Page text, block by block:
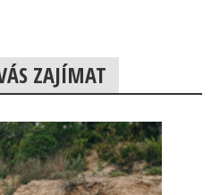
ZAJÍMAT